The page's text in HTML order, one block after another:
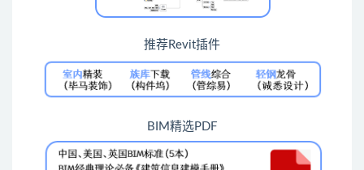
推荐Revit插件
BIM精选PDF